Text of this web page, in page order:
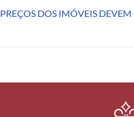
DOS IMÓVEIS DEVEM